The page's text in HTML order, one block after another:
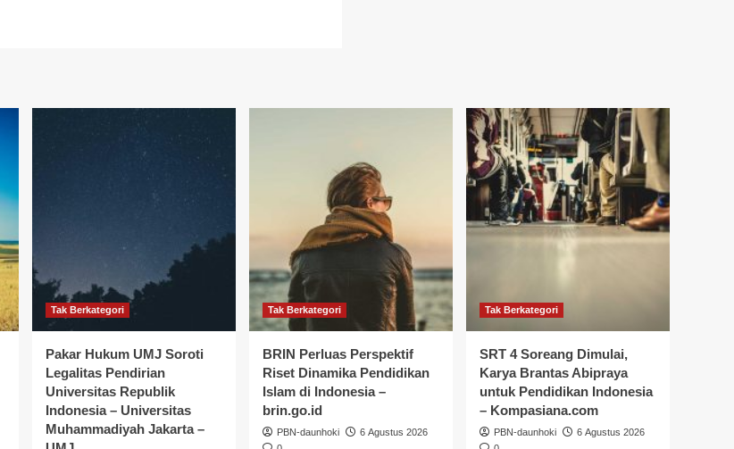
Tak Berkategori
Pakar Hukum UMJ Soroti
Legalitas Pendirian
Universitas Republik
Indonesia – Universitas
Muhammadiyah Jakarta –
Tak Berkategori
BRIN Perluas Perspektif
Riset Dinamika Pendidikan
Islam di Indonesia –
brin.go.id
PBN-daunhoki
6 Agustus 2026
Tak Berkategori
SRT 4 Soreang Dimulai,
Karya Brantas Abipraya
untuk Pendidikan Indonesia
– Kompasiana.com
PBN-daunhoki
6 Agustus 2026